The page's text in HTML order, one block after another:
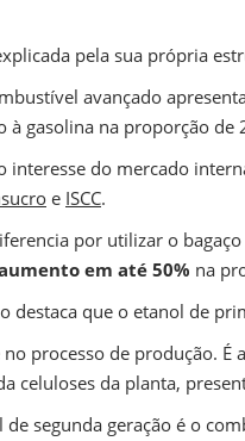
pela sua própria
avançado
à gasolina na proporção
interesse do mercado
e ISCC.
por utilizar o
em até 50% na
destaca que o etanol de
processo de produção.
celuloses da planta,
de segunda geração é o